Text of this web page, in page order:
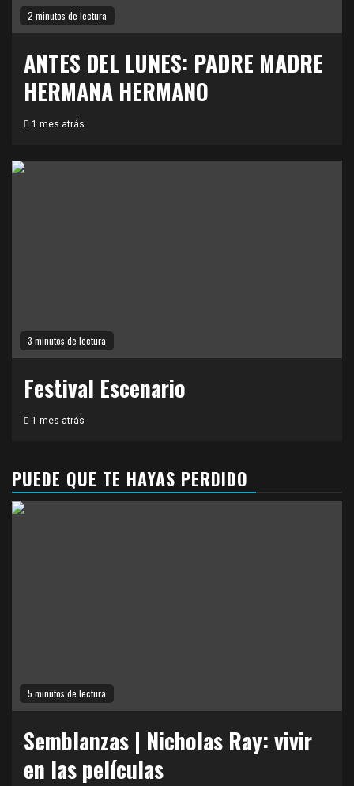
2 minutos de lectura
ANTES DEL LUNES: PADRE MADRE
HERMANA HERMANO
1 mes atrás
3 minutos de lectura
Festival Escenario
1 mes atrás
PUEDE QUE TE HAYAS PERDIDO
5 minutos de lectura
Semblanzas | Nicholas Ray: vivir
en las películas